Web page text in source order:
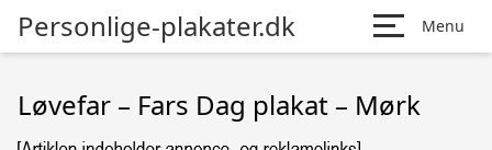
Personlige-plakater.dk Menu
Løvefar – Fars Dag plakat – Mørk